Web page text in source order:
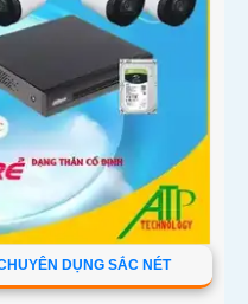
DỤNG SẮC NÉT